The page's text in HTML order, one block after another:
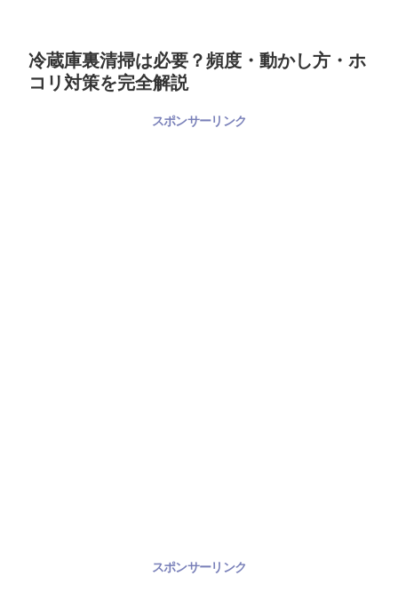
冷蔵庫裏清掃は必要？頻度・動かし方・ホ
コリ対策を完全解説
スポンサーリンク
スポンサーリンク